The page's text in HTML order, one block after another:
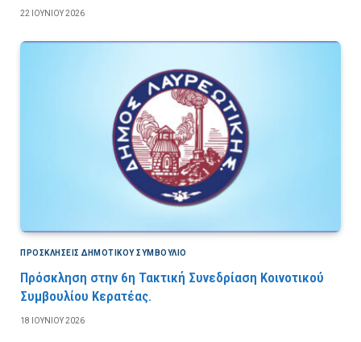
22 ΙΟΥΝΊΟΥ 2026
ΠΡΟΣΚΛΉΣΕΙΣ ΔΗΜΟΤΙΚΟΎ ΣΥΜΒΟΎΛΙΟ
Πρόσκληση στην 6η Τακτική Συνεδρίαση Κοινοτικού
Συμβουλίου Κερατέας.
18 ΙΟΥΝΊΟΥ 2026